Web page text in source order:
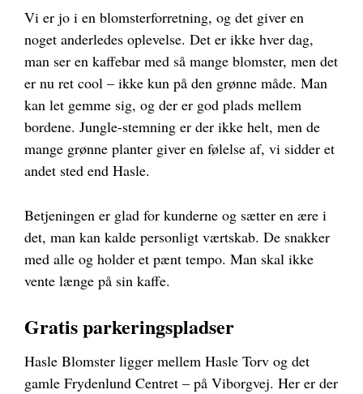
Vi er jo i en blomsterforretning, og det giver en
noget anderledes oplevelse. Det er ikke hver dag,
man ser en kaffebar med så mange blomster, men det
er nu ret cool – ikke kun på den grønne måde. Man
kan let gemme sig, og der er god plads mellem
bordene. Jungle-stemning er der ikke helt, men de
mange grønne planter giver en følelse af, vi sidder et
andet sted end Hasle.
Betjeningen er glad for kunderne og sætter en ære i
det, man kan kalde personligt værtskab. De snakker
med alle og holder et pænt tempo. Man skal ikke
vente længe på sin kaffe.
Gratis parkeringspladser
Hasle Blomster ligger mellem Hasle Torv og det
gamle Frydenlund Centret – på Viborgvej. Her er der